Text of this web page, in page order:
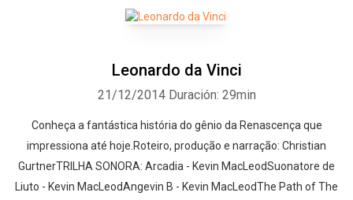
Leonardo da Vinci
21/12/2014 Duración: 29min
Conheça a fantástica história do gênio da Renascença que
impressiona até hoje.Roteiro, produção e narração: Christian
GurtnerTRILHA SONORA: Arcadia - Kevin MacLeodSuonatore de
Liuto - Kevin MacLeodAngevin B - Kevin MacLeodThe Path of The